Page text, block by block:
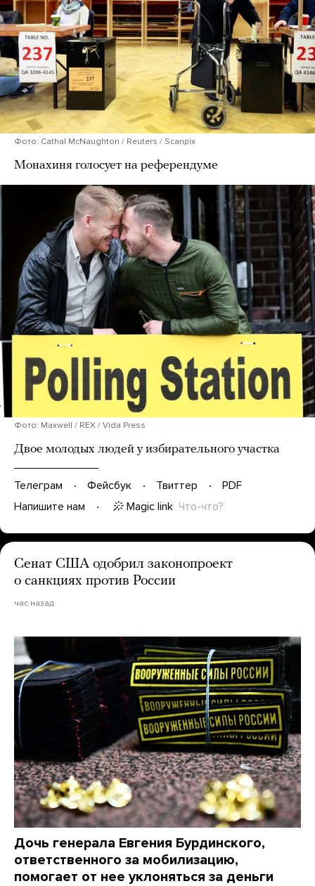
Фото: Cathal McNaughton / Reuters / Scanpix
Монахиня голосует на референдуме
Фото: Maxwell / REX / Vida Press
Двое молодых людей у избирательного участка
Телеграм Фейсбук Твиттер
PDF
Напишите нам
Magic link Что-что?
Сенат США одобрил законопроект
о санкциях против России
час назад
Дочь генерала Евгения Бурдинского,
ответственного за мобилизацию,
помогает от нее уклоняться за деньги